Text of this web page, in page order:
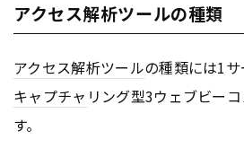
アクセス解析ツールの種類
アクセス解析ツールの種類には1
キャプチャ リング型3ウェブビー
す。